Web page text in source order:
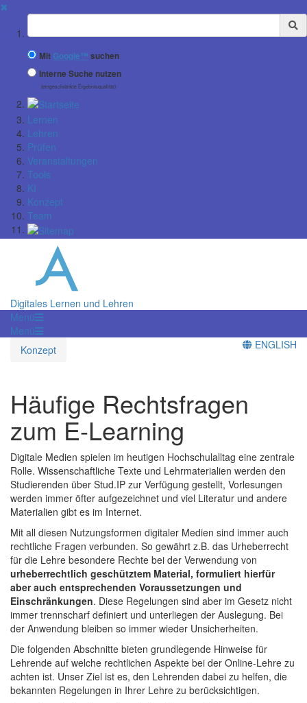
✖
Suchbegriff
Mit Google™ suchen
Interne Suche nutzen
(eingeschränkte Ergebnisqualität)
Lernen
Lehren
Prüfen
Veranstaltungen
Tools
KI
Konzept
Team
Digitales Lernen und Lehren
Menü
Menü
Konzept
ENGLISH
Häufige Rechtsfragen
zum E-Learning
Digitale Medien spielen im heutigen Hochschulalltag eine zentrale
Rolle. Wissenschaftliche Texte und Lehrmaterialien werden den
Studierenden über Stud.IP zur Verfügung gestellt, Vorlesungen
werden immer öfter aufgezeichnet und viel Literatur und andere
Materialien gibt es im Internet.
Mit all diesen Nutzungsformen digitaler Medien sind immer auch
rechtliche Fragen verbunden. So gewährt z.B. das Urheberrecht
für die Lehre besondere Rechte bei der Verwendung von
urheberrechtlich geschütztem Material, formuliert hierfür
aber auch entsprechenden Voraussetzungen und
Einschränkungen. Diese Regelungen sind aber im Gesetz nicht
immer trennscharf definiert und unterliegen der Auslegung. Bei
der Anwendung bleiben so immer wieder Unsicherheiten.
Die folgenden Abschnitte bieten grundlegende Hinweise für
Lehrende auf welche rechtlichen Aspekte bei der Online-Lehre zu
achten ist. Unser Ziel ist es, den Lehrenden dabei zu helfen, die
bekannten Regelungen in Ihrer Lehre zu berücksichtigen.